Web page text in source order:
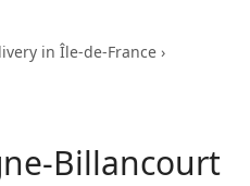
in Île-de-France ›
Billancourt